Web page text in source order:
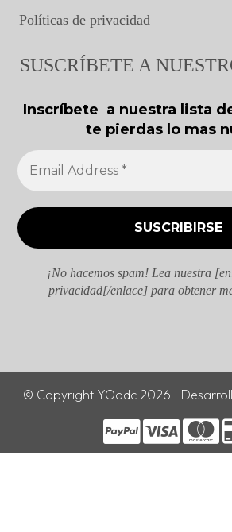
Políticas de privacidad
SUSCRÍBETE A
Inscríbete a nuestra lista
te pierdas lo mas
¡No hacemos spam! Lea nuestra
privacidad[/enlace] para obtener
© Copyright YOodc 2026 |